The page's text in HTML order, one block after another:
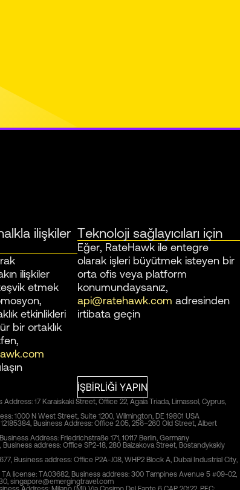
ilişkiler
ilişkiler
etmek
etkinlikleri
bir ortaklık
Teknoloji sağlayıcıları için
Eğer, RateHawk ile entegre
olarak işleri büyütmek isteyen bir
orta ofis veya platform
konumundaysanız,
api@ratehawk.com adresinden
irtibata geçin
İŞBIRLIĞI YAPIN
17 Karaiskaki Street, Office 22, Agaia Triada, Limassol, Cyprus,
1000 N West Street, Suite 1200, Wilmington, DE 19801 USA
Business Address: Office 2.05, 256–260 Old Street, Albert
Address: Friedrichstraße 171, 10117 Berlin, Germany
Business address: Office SP2-18, 280 Baizakova Street, Bostandykskiy
Business address: Office P2A-J08, WHP2 Block A, Dubai Industrial City,
TA license: TA03682, Business address: 300 Tampines Avenue 5 #09-02,
singapore@emergingtravel.com